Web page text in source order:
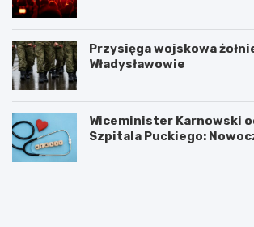
Przysięga wojskowa
Władysławowie
Wiceminister Karnowski
Szpitala Puckiego:
O
M